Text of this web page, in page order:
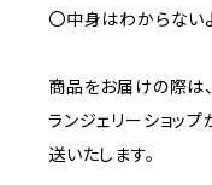
〇中身はわからない
商品をお届けの際は
ランジェリーショッ
送いたします。